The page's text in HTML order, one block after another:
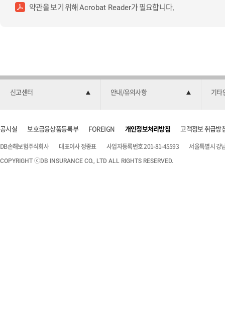
약관을 보기 위해Acrobat Reader가 필요합니다.
신고센터 안내/유의사항 기타
공시실 보호금융상품등록부 FOREIGN 개인정보처리방침 고객정보 취급방
DB손해보험주식회사 대표이사 정종표 사업자등록번호 201-81-45593 서울특별시 강
COPYRIGHT ⓒDB INSURANCE CO., LTD ALL RIGHTS RESERVED.